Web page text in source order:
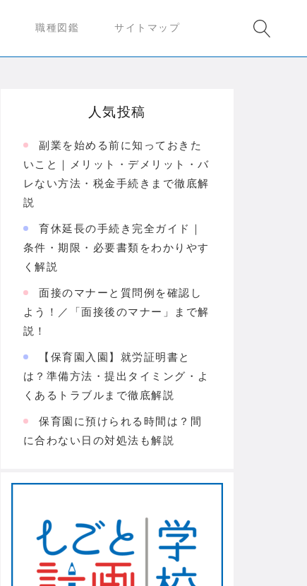
職種図鑑 サイトマップ
人気投稿
副業を始める前に知っておきた
いこと｜メリット・デメリット・バ
レない方法・税金手続きまで徹底解
説
育休延長の手続き完全ガイド｜
条件・期限・必要書類をわかりやす
く解説
面接のマナーと質問例を確認し
よう！／「面接後のマナー」まで解
説！
【保育園入園】就労証明書と
は？準備方法・提出タイミング・よ
くあるトラブルまで徹底解説
保育園に預けられる時間は？間
に合わない日の対処法も解説